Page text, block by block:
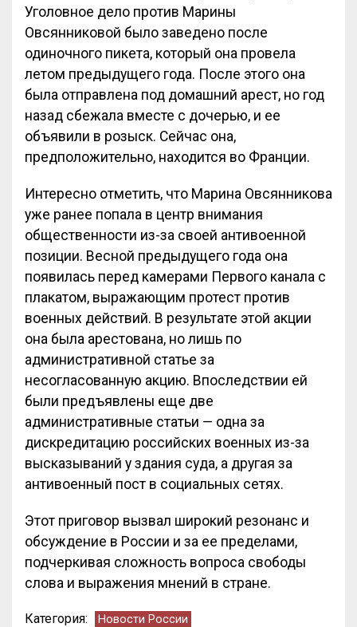
Уголовное дело против Марины
Овсянниковой было заведено после
одиночного пикета, который она провела
летом предыдущего года. После этого она
была отправлена под домашний арест, но год
назад сбежала вместе с дочерью, и ее
объявили в розыск. Сейчас она,
предположительно, находится во Франции.
Интересно отметить, что Марина Овсянникова
уже ранее попала в центр внимания
общественности из-за своей антивоенной
позиции. Весной предыдущего года она
появилась перед камерами Первого канала с
плакатом, выражающим протест против
военных действий. В результате этой акции
она была арестована, но лишь по
административной статье за
несогласованную акцию. Впоследствии ей
были предъявлены еще две
административные статьи — одна за
дискредитацию российских военных из-за
высказываний у здания суда, а другая за
антивоенный пост в социальных сетях.
Этот приговор вызвал широкий резонанс и
обсуждение в России и за ее пределами,
подчеркивая сложность вопроса свободы
слова и выражения мнений в стране.
Категория: Новости России